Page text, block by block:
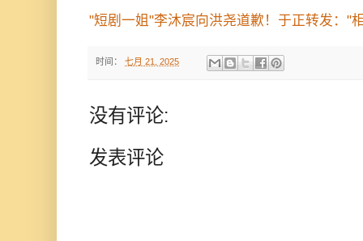
"短剧一姐"李沐宸向洪尧道歉！于正转发："
时间： 七月 21, 2025
没有评论:
发表评论